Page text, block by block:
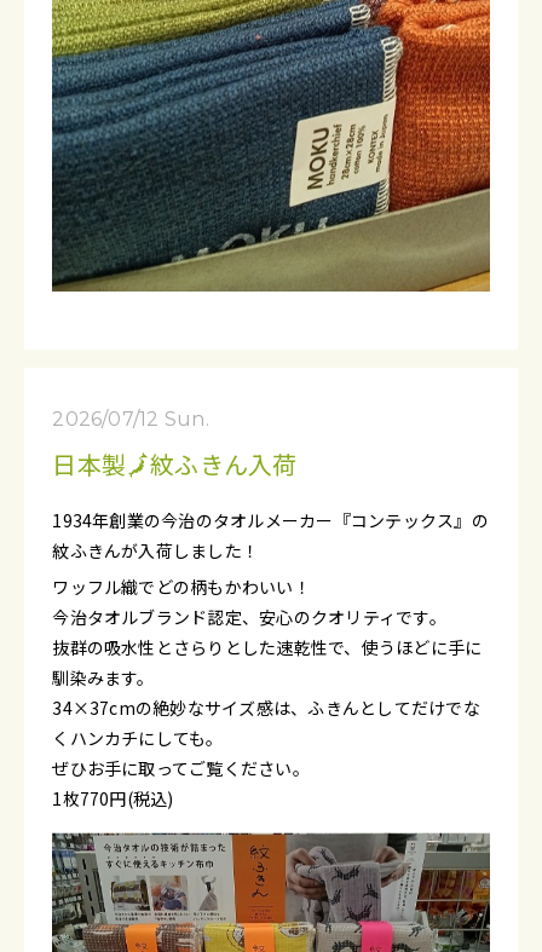
2026/07/12 Sun.
日本製🗾紋ふきん入荷
1934年創業の今治のタオルメーカー『コンテックス』の
紋ふきんが入荷しました！
ワッフル織でどの柄もかわいい！
今治タオルブランド認定、安心のクオリティです。
抜群の吸水性とさらりとした速乾性で、使うほどに手に
馴染みます。
34×37cmの絶妙なサイズ感は、ふきんとしてだけでな
くハンカチにしても。
ぜひお手に取ってご覧ください。
1枚770円(税込)